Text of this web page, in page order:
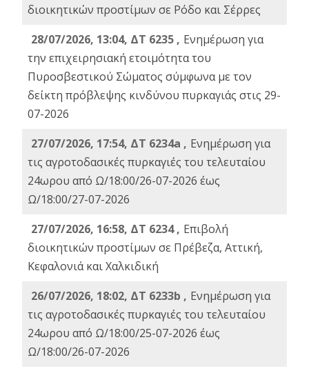
διοικητικών προστίμων σε Ρόδο και Σέρρες
28/07/2026, 13:04, ΔΤ 6235 , Ενημέρωση για
την επιχειρησιακή ετοιμότητα του
Πυροσβεστικού Σώματος σύμφωνα με τον
δείκτη πρόβλεψης κινδύνου πυρκαγιάς στις 29-
07-2026
27/07/2026, 17:54, ΔΤ 6234a , Ενημέρωση για
τις αγροτοδασικές πυρκαγιές του τελευταίου
24ωρου από Ω/18:00/26-07-2026 έως
Ω/18:00/27-07-2026
27/07/2026, 16:58, ΔΤ 6234 , Eπιβολή
διοικητικών προστίμων σε Πρέβεζα, Αττική,
Κεφαλονιά και Χαλκιδική
26/07/2026, 18:02, ΔΤ 6233b , Ενημέρωση για
τις αγροτοδασικές πυρκαγιές του τελευταίου
24ωρου από Ω/18:00/25-07-2026 έως
Ω/18:00/26-07-2026